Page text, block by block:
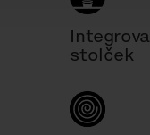
stolček